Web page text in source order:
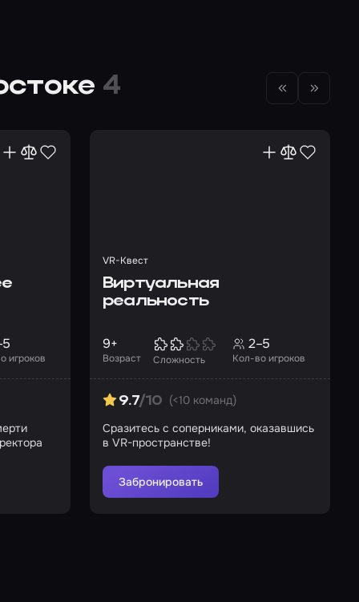
4
игроков
VR-Квест
Виртуальная
реальность
Возраст
9+
Сложность Кол-во игроков
2–5
9.7/10 (<10 команд)
Сразитесь с соперниками, оказавшись
в VR-пространстве!
Забронировать